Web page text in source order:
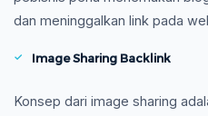
dan meninggalkan link pada
Image Sharing Backlink
Konsep dari image sharing